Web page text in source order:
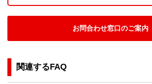
お問合わせ窓口のご案内
関連するFAQ